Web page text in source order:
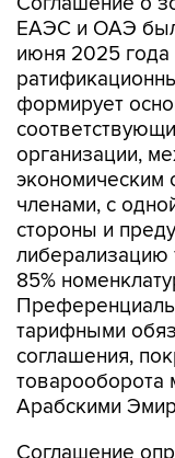
ЕАЭС и ОАЭ
июня 2025 года
формирует
организации,
экономическим
членами, с
стороны и
либерализацию
85%
тарифными
соглашения,
Арабскими